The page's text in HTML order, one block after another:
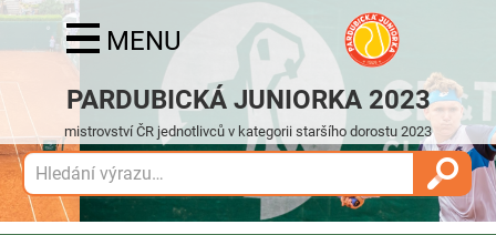
MENU
PARDUBICKÁ JUNIORKA 2023
mistrovství ČR jednotlivců v kategorii staršího dorostu 2023